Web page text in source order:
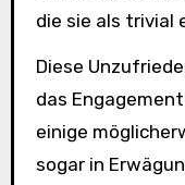
die sie als trivial
Diese
das
einige
sogar in